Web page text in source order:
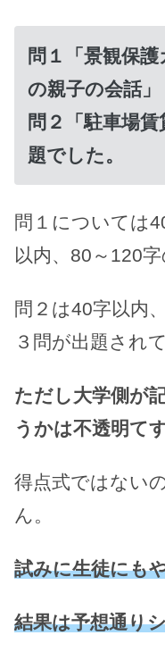
問１「景観保
の親子の会話」
問２「駐車場
題でした。
問１については
以内、80～120字
問２は40字以内
３問が出題され
ただし大学側が
うかは不透明て
得点式ではない
ん。
試みに生徒にも
結果は予想通り